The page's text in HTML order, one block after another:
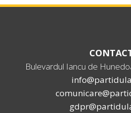
Bulevardul Iancu de